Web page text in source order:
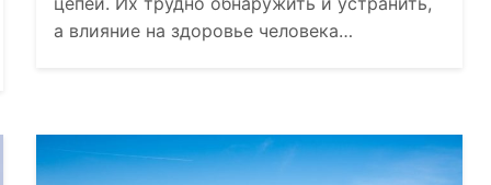
а влияние на здоровье человека…